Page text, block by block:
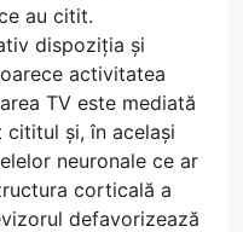
au citit.
dispoziția și
activitatea
TV este mediată
și, în același
neuronale ce ar
corticală a
defavorizează